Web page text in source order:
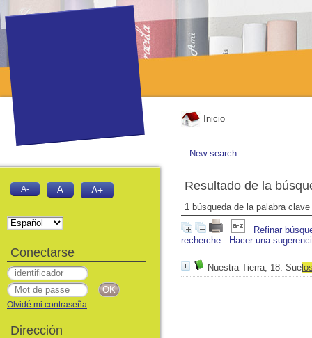
Inicio
New search
Resultado de la
1 búsqueda de la palabra clave
Refinar
recherche
Hacer una
Nuestra Tierra, 18. Sue
A- A A+
Conectarse
Olvidé mi contraseña
Dirección